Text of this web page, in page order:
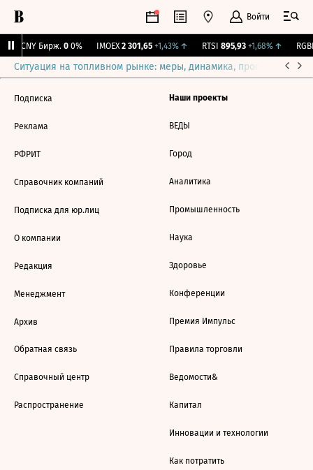
Войти
CNY Бирж. 0 0% IMOEX 2 301,65 +1,43%↑ RTSI 895,93 +1,68%↑ RGBI
Ситуация на топливном рынке: меры, динамика, прогнозы
Подписка
Реклама
РФРИТ
Справочник компаний
Подписка для юр.лиц
О компании
Редакция
Менеджмент
Архив
Обратная связь
Справочный центр
Распространение
Наши проекты
ВЕДЫ
Город
Аналитика
Промышленность
Наука
Здоровье
Конференции
Премия Импульс
Правила торговли
Ведомости&
Капитал
Инновации и технологии
Как потратить